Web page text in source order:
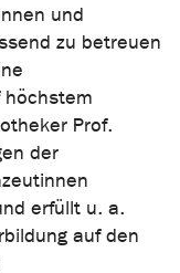
und
zu betreuen
höchstem
Prof.
der
erfüllt u. a.
auf den